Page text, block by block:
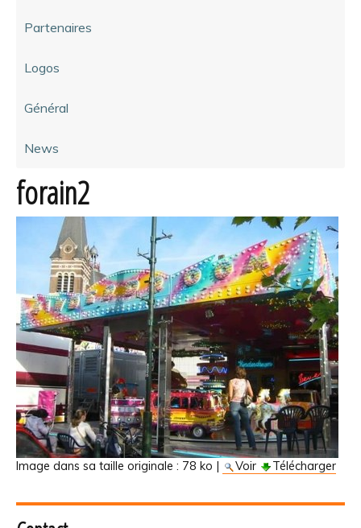
Partenaires
Logos
Général
News
forain2
Image dans sa taille originale : 78 ko | Voir Télécharger